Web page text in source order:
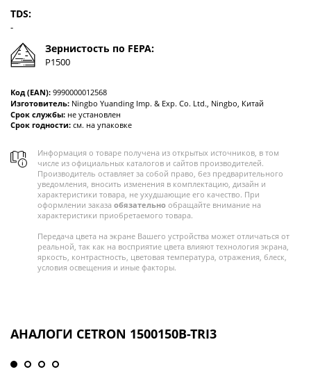
TDS:
-
Зернистость по FEPA:
P1500
Код (EAN): 9990000012568
Изготовитель: Ningbo Yuanding Imp. & Exp. Co. Ltd., Ningbo, Китай
Срок службы: не установлен
Срок годности: см. на упаковке
Информация о товаре получена из открытых источников, в том
числе из официальных каталогов и сайтов производителей.
Производитель оставляет за собой право, без предварительного
уведомления, вносить изменения в комплектацию, дизайн и
характеристики товара, не ухудшающие его качество. При
оформлении заказа обязательно обращайте внимание на
характеристики приобретаемого товара.
Передача цвета на экране Вашего устройства может отличаться от
реальной, так как на восприятие цвета влияют технология экрана,
яркость, контрастность, цветовая температура, отражения, блеск,
условия освещения и иные факторы.
АНАЛОГИ CETRON 1500150B-TRI3